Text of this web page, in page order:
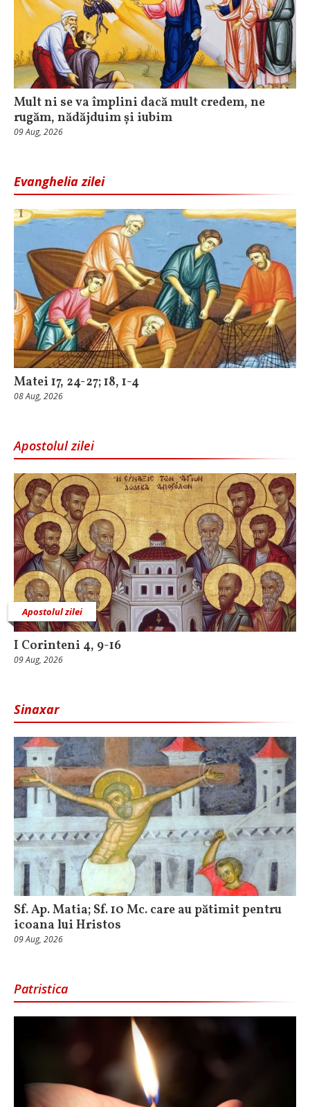
Mult ni se va împlini dacă mult credem, ne
rugăm, nădăjduim și iubim
09 Aug, 2026
Evanghelia zilei
Matei 17, 24-27; 18, 1-4
08 Aug, 2026
Apostolul zilei
Apostolul zilei
I Corinteni 4, 9-16
09 Aug, 2026
Sinaxar
Sf. Ap. Matia; Sf. 10 Mc. care au pătimit pentru
icoana lui Hristos
09 Aug, 2026
Patristica